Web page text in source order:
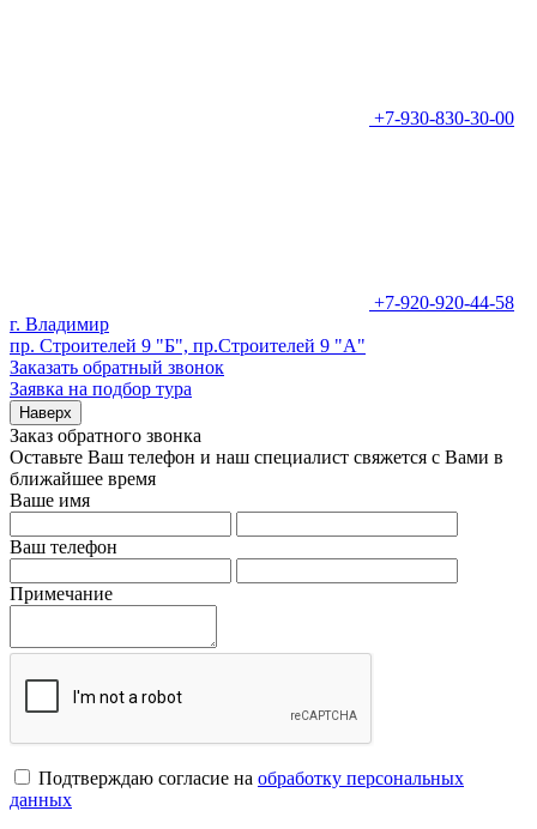
+7-930-830-30-00
+7-920-920-44-58
г. Владимир
пр. Строителей 9 "Б", пр.Строителей 9 "А"
Заказать обратный звонок
Заявка на подбор тура
Наверх
Заказ обратного звонка
Оставьте Ваш телефон и наш специалист свяжется с Вами в
ближайшее время
Ваше имя
Ваш телефон
Примечание
Подтверждаю согласие на обработку персональных
данных